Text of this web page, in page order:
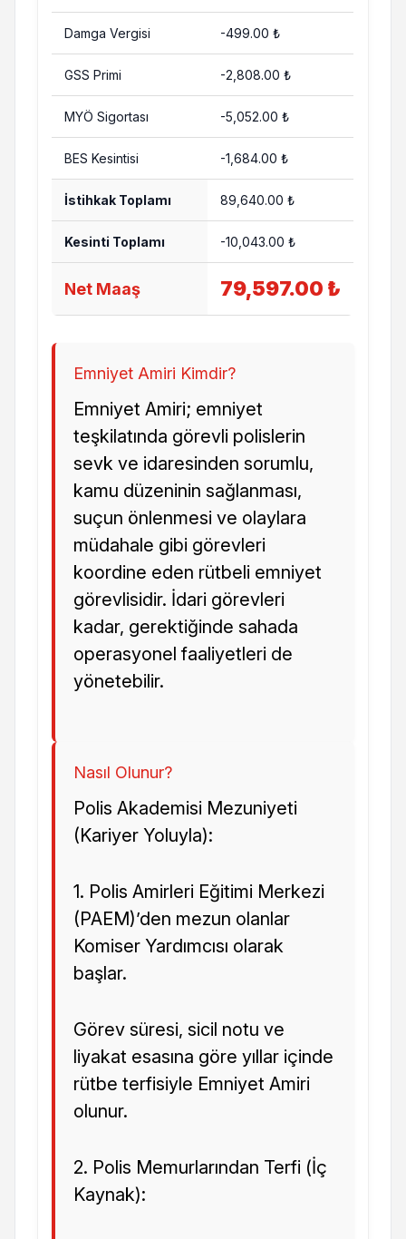
Damga Vergisi -499.00 ₺
GSS Primi -2,808.00 ₺
MYÖ Sigortası -5,052.00 ₺
BES Kesintisi -1,684.00 ₺
İstihkak Toplamı 89,640.00 ₺
Kesinti Toplamı -10,043.00 ₺
Net Maaş 79,597.00 ₺
Emniyet Amiri Kimdir?
Emniyet Amiri; emniyet
teşkilatında görevli polislerin
sevk ve idaresinden sorumlu,
kamu düzeninin sağlanması,
suçun önlenmesi ve olaylara
müdahale gibi görevleri
koordine eden rütbeli emniyet
görevlisidir. İdari görevleri
kadar, gerektiğinde sahada
operasyonel faaliyetleri de
yönetebilir.
Nasıl Olunur?
Polis Akademisi Mezuniyeti
(Kariyer Yoluyla):
1. Polis Amirleri Eğitimi Merkezi
(PAEM)’den mezun olanlar
Komiser Yardımcısı olarak
başlar.
Görev süresi, sicil notu ve
liyakat esasına göre yıllar içinde
rütbe terfisiyle Emniyet Amiri
olunur.
2. Polis Memurlarından Terfi (İç
Kaynak):